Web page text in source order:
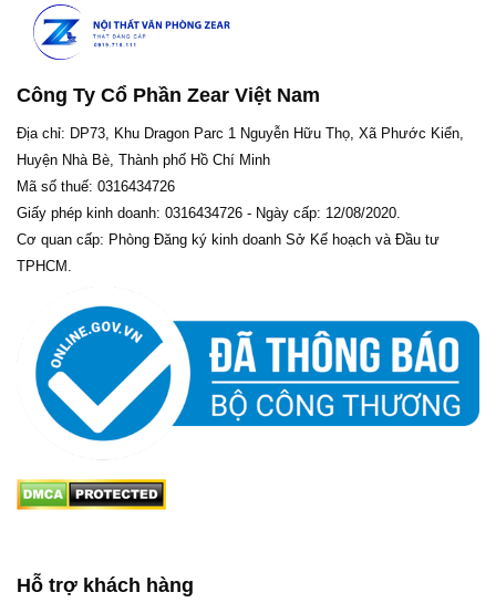
Công Ty Cổ Phần Zear Việt Nam
Địa chỉ: DP73, Khu Dragon Parc 1 Nguyễn Hữu Thọ, Xã Phước Kiển,
Huyện Nhà Bè, Thành phố Hồ Chí Minh
Mã số thuế: 0316434726
Giấy phép kinh doanh: 0316434726 - Ngày cấp: 12/08/2020.
Cơ quan cấp: Phòng Đăng ký kinh doanh Sở Kế hoạch và Đầu tư
TPHCM.
Hỗ trợ khách hàng